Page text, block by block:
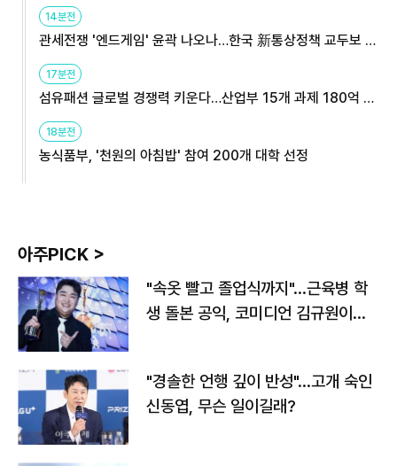
14분전
관세전쟁 '엔드게임' 윤곽 나오나…한국 新통상정책 교두보 활
용해야
17분전
섬유패션 글로벌 경쟁력 키운다…산업부 15개 과제 180억 지
원
18분전
농식품부, '천원의 아침밥' 참여 200개 대학 선정
아주PICK >
"속옷 빨고 졸업식까지"…근육병 학
생 돌본 공익, 코미디언 김규원이었
"경솔한 언행 깊이 반성"…고개 숙인
신동엽, 무슨 일이길래?